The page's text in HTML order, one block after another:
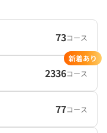
73コース
2336コース
新着あり
77コース